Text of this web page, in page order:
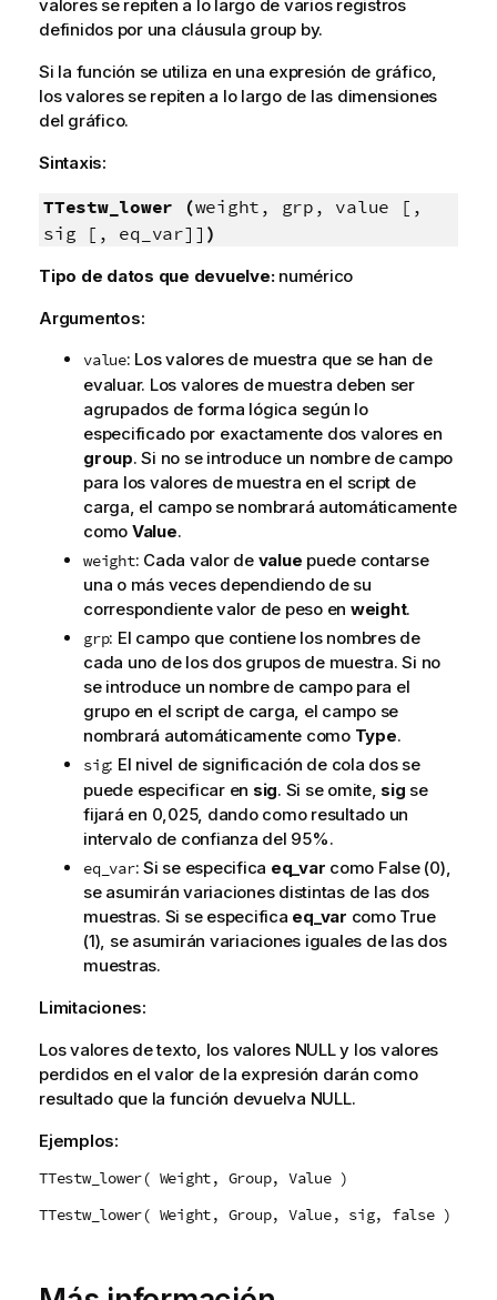
valores se repiten a lo largo de varios registros
definidos por una cláusula group by.
Si la función se utiliza en una expresión de gráfico,
los valores se repiten a lo largo de las dimensiones
del gráfico.
Sintaxis:
TTestw_lower (weight, grp, value [,
sig [, eq_var]] )
Tipo de datos que devuelve: numérico
Argumentos:
value: Los valores de muestra que se han de
evaluar. Los valores de muestra deben ser
agrupados de forma lógica según lo
especificado por exactamente dos valores en
group. Si no se introduce un nombre de campo
para los valores de muestra en el script de
carga, el campo se nombrará automáticamente
como Value.
weight: Cada valor de value puede contarse
una o más veces dependiendo de su
correspondiente valor de peso en weight.
grp: El campo que contiene los nombres de
cada uno de los dos grupos de muestra. Si no
se introduce un nombre de campo para el
grupo en el script de carga, el campo se
nombrará automáticamente como Type.
sig: El nivel de significación de cola dos se
puede especificar en sig. Si se omite, sig se
fijará en 0,025, dando como resultado un
intervalo de confianza del 95%.
eq_var: Si se especifica eq_var como False(0),
se asumirán variaciones distintas de las dos
muestras. Si se especifica eq_var como True
(1), se asumirán variaciones iguales de las dos
muestras.
Limitaciones:
Los valores de texto, los valores NULLy los valores
perdidos en el valor de la expresión darán como
resultado que la función devuelva NULL.
Ejemplos:
TTestw_lower( Weight, Group, Value )
TTestw_lower( Weight, Group, Value, sig, false )